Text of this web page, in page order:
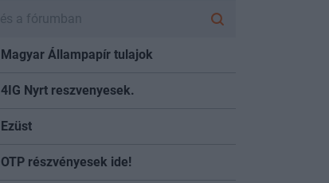
Magyar Állampapír tulajok
4IG Nyrt reszvenyesek.
Ezüst
OTP részvényesek ide!